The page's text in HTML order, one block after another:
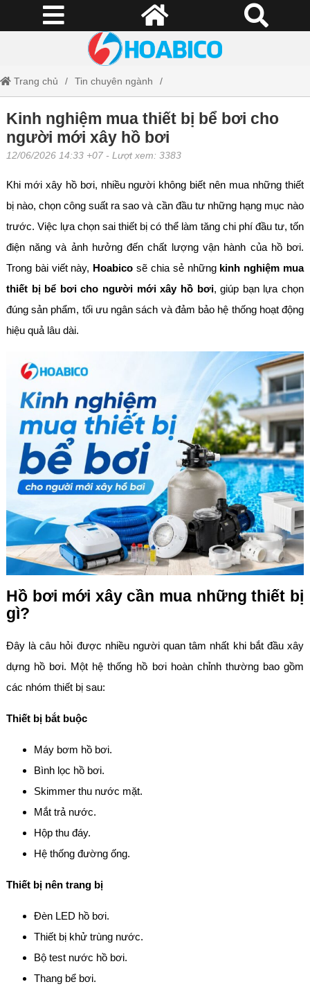
Trang chủ Tin chuyên ngành
Kinh nghiệm mua thiết bị bể bơi cho người mới xây hồ bơi
Kinh nghiệm mua thiết bị bể bơi cho
người mới xây hồ bơi
12/06/2026 14:33 +07 - Lượt xem: 3383
Khi mới xây hồ bơi, nhiều người không biết nên mua những thiết
bị nào, chọn công suất ra sao và cần đầu tư những hạng mục nào
trước. Việc lựa chọn sai thiết bị có thể làm tăng chi phí đầu tư, tốn
điện năng và ảnh hưởng đến chất lượng vận hành của hồ bơi.
Trong bài viết này, Hoabico sẽ chia sẻ những kinh nghiệm mua
thiết bị bể bơi cho người mới xây hồ bơi, giúp bạn lựa chọn
đúng sản phẩm, tối ưu ngân sách và đảm bảo hệ thống hoạt động
hiệu quả lâu dài.
Hồ bơi mới xây cần mua những thiết bị
gì?
Đây là câu hỏi được nhiều người quan tâm nhất khi bắt đầu xây
dựng hồ bơi. Một hệ thống hồ bơi hoàn chỉnh thường bao gồm
các nhóm thiết bị sau:
Thiết bị bắt buộc
Máy bơm hồ bơi.
Bình lọc hồ bơi.
Skimmer thu nước mặt.
Mắt trả nước.
Hộp thu đáy.
Hệ thống đường ống.
Thiết bị nên trang bị
Đèn LED hồ bơi.
Thiết bị khử trùng nước.
Bộ test nước hồ bơi.
Thang bể bơi.